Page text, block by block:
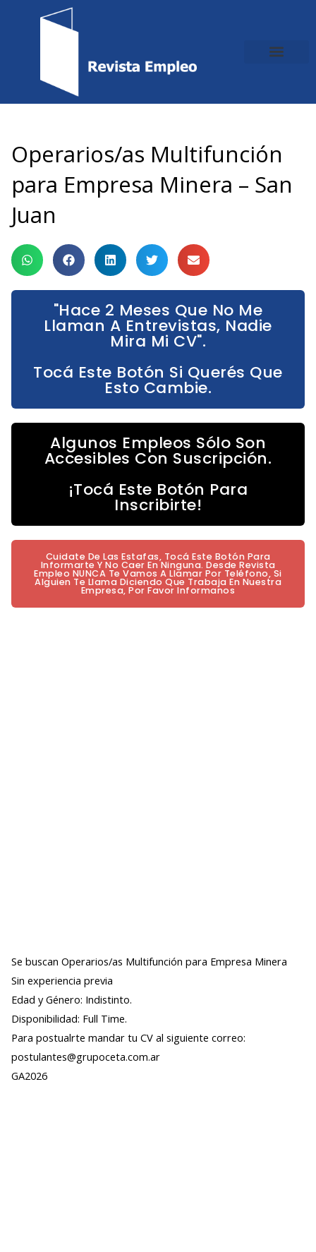
Operarios/as Multifunción
para Empresa Minera – San
Juan
"Hace 2 Meses Que No Me
Llaman A Entrevistas, Nadie
Mira Mi CV".
Tocá Este Botón Si Querés Que
Esto Cambie.
Algunos Empleos Sólo Son
Accesibles Con Suscripción.
¡Tocá Este Botón Para
Inscribirte!
Cuidate De Las Estafas, Tocá Este Botón Para
Informarte Y No Caer En Ninguna. Desde Revista
Empleo NUNCA Te Vamos A Llamar Por Teléfono, Si
Alguien Te Llama Diciendo Que Trabaja En Nuestra
Empresa, Por Favor Informanos
Se buscan Operarios/as Multifunción para Empresa Minera
Sin experiencia previa
Edad y Género: Indistinto.
Disponibilidad: Full Time.
Para postualrte mandar tu CV al siguiente correo:
postulantes@grupoceta.com.ar
GA2026